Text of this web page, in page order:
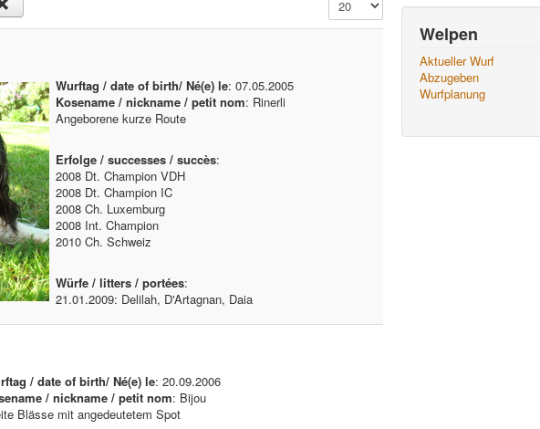
Wurftag / date of birth/ Né(e) le: 07.05.2005
Kosename / nickname / petit nom: Rinerli
Angeborene kurze Route
Erfolge / successes / succès:
2008 Dt. Champion VDH
2008 Dt. Champion IC
2008 Ch. Luxemburg
2008 Int. Champion
2010 Ch. Schweiz
Würfe / litters / portées:
21.01.2009: Delilah, D'Artagnan, Daia
/ date of birth/ Né(e) le: 20.09.2006
/ nickname / petit nom: Bijou
Blässe mit angedeutetem Spot
Welpen
Aktueller Wurf
Abzugeben
Wurfplanung